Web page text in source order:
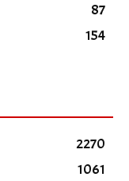
87
154
2270
1061